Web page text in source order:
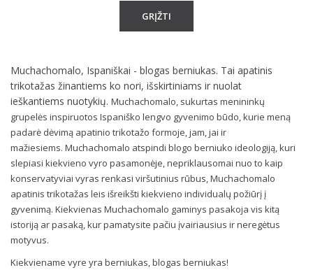
GRĮŽTI
Muchachomalo, Ispaniškai - blogas berniukas. Tai apatinis
trikotažas žinantiems ko nori, išskirtiniams ir nuolat
ieškantiems nuotykių. Muchachomalo, sukurtas menininkų
grupelės inspiruotos Ispaniško lengvo gyvenimo būdo, kurie meną
padarė dėvimą apatinio trikotažo formoje, jam, jai ir
mažiesiems. Muchachomalo atspindi blogo berniuko ideologiją, kuri
slepiasi kiekvieno vyro pasamonėje, nepriklausomai nuo to kaip
konservatyviai vyras renkasi viršutinius rūbus, Muchachomalo
apatinis trikotažas leis išreikšti kiekvieno individualų požiūrį į
gyvenimą. Kiekvienas Muchachomalo gaminys pasakoja vis kitą
istoriją ar pasaką, kur pamatysite pačiu įvairiausius ir neregėtus
motyvus.
Kiekviename vyre yra berniukas, blogas berniukas!